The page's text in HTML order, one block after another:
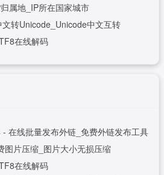
属地_IP所在国家城市
转Unicode_Unicode中文互转
在线解码
在线批量发布外链_免费外链发布工具
图片压缩_图片大小无损压缩
在线解码